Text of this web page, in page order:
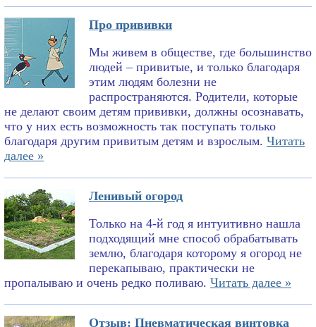
Про прививки
Мы живем в обществе, где большинство
людей – привитые, и только благодаря
этим людям болезни не
распространяются. Родители, которые
не делают своим детям прививки, должны осознавать,
что у них есть возможность так поступать только
благодаря другим привитым детям и взрослым. Читать
далее »
Ленивый огород
Только на 4-й год я интуитивно нашла
подходящий мне способ обрабатывать
землю, благодаря которому я огород не
перекапываю, практически не
пропалываю и очень редко поливаю. Читать далее »
Отзыв: Пневматическая винтовка